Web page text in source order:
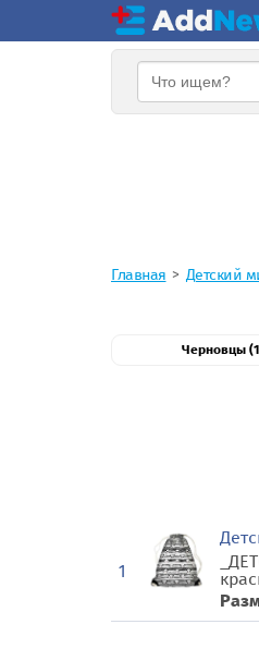
Главная Детский
Черновцы
1